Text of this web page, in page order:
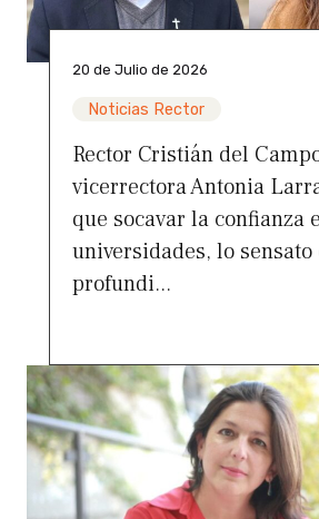
20 de Julio de 2026
Noticias Rector
Rector Cristián del
vicerrectora Antonia
que socavar la confianza
universidades, lo sensato
profundi...